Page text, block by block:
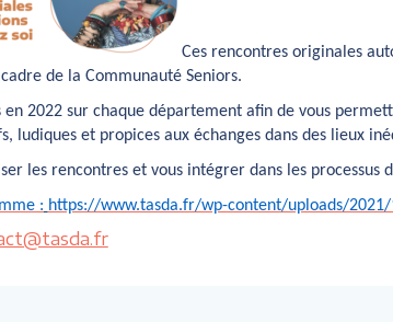
Ces rencontres originales
de la Communauté Seniors.
en 2022 sur chaque département afin de vous
ludiques et propices aux échanges dans des lieux
les rencontres et vous intégrer dans les processus
: https://www.tasda.fr/wp-content/uploads/2021/